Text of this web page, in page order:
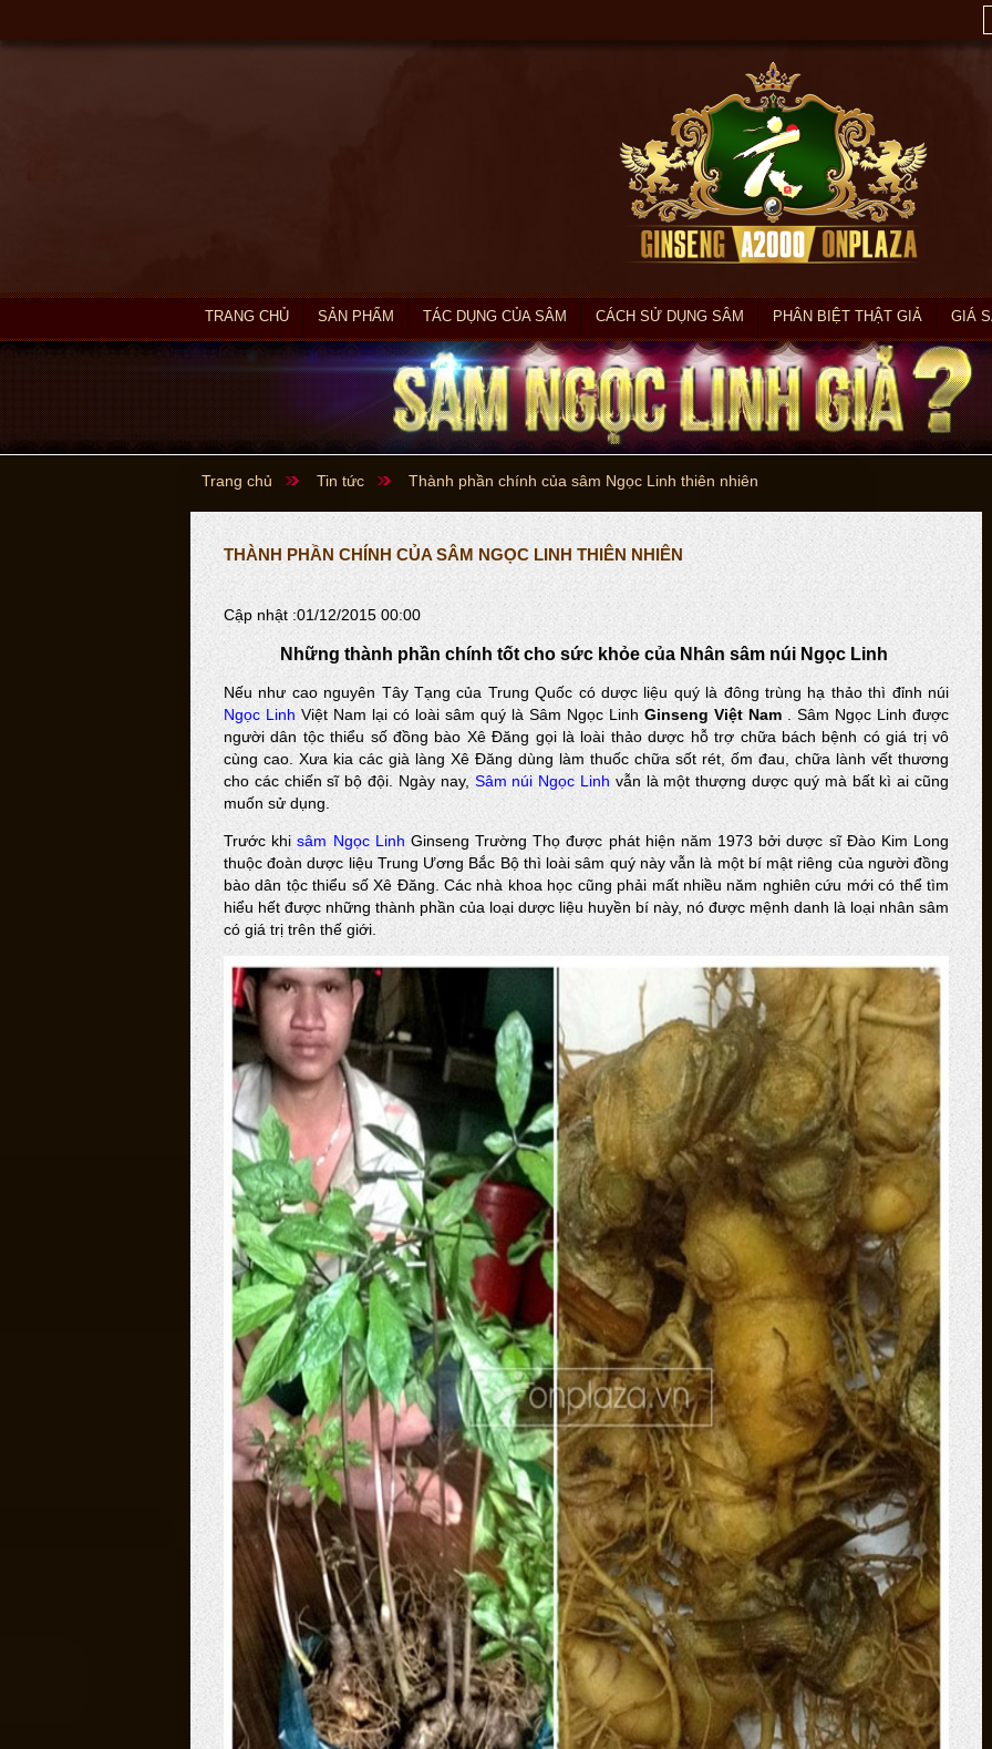
TRANG CHỦ SẢN PHẨM TÁC DỤNG CỦA SÂM CÁCH SỬ DỤNG SÂM PHÂN BIỆT THẬT GIẢ GIÁ
Trang chủ Tin tức Thành phần chính của sâm Ngọc Linh thiên nhiên
THÀNH PHẦN CHÍNH CỦA SÂM NGỌC LINH THIÊN NHIÊN
Cập nhật :01/12/2015 00:00
Những thành phần chính tốt cho sức khỏe của Nhân sâm núi Ngọc Linh
Nếu như cao nguyên Tây Tạng của Trung Quốc có dược liệu quý là đông trùng hạ thảo thì đỉnh núi
Ngọc LinhViệt Nam lại có loài sâm quý là Sâm Ngọc LinhGinseng Việt Nam . Sâm Ngọc Linh được
người dân tộc thiểu số đồng bào Xê Đăng gọi là loài thảo dược hỗ trợ chữa bách bệnh có giá trị vô
cùng cao. Xưa kia các già làng Xê Đăng dùng làm thuốc chữa sốt rét, ốm đau, chữa lành vết thương
cho các chiến sĩ bộ đội. Ngày nay,Sâm núi Ngọc Linh vẫn là một thượng dược quý mà bất kì ai cũng
muốn sử dụng.
Trước khisâm Ngọc LinhGinseng Trường Thọ được phát hiện năm 1973 bởi dược sĩ Đào Kim Long
thuộc đoàn dược liệu Trung Ương Bắc Bộ thì loài sâm quý này vẫn là một bí mật riêng của người đồng
bào dân tộc thiểu số Xê Đăng. Các nhà khoa học cũng phải mất nhiều năm nghiên cứu mới có thể tìm
hiểu hết được những thành phần của loại dược liệu huyền bí này, nó được mệnh danh là loại nhân sâm
có giá trị trên thế giới.